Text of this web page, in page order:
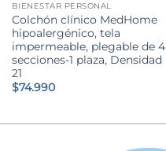
BIENESTAR PERSONAL
Colchón clínico MedHome
hipoalergénico, tela
impermeable, plegable de 4
secciones-1 plaza, Densidad
21
$74.990